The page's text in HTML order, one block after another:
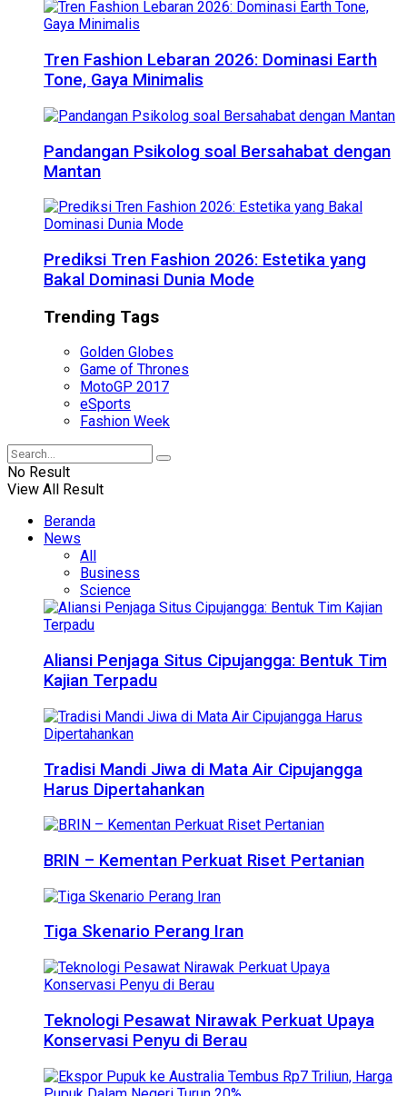
Tren Fashion Lebaran 2026: Dominasi Earth
Tone, Gaya Minimalis
Pandangan Psikolog soal Bersahabat dengan
Mantan
Prediksi Tren Fashion 2026: Estetika yang
Bakal Dominasi Dunia Mode
Trending Tags
Golden Globes
Game of Thrones
MotoGP 2017
eSports
Fashion Week
No Result
View All Result
Beranda
News
All
Business
Science
Aliansi Penjaga Situs Cipujangga: Bentuk Tim
Kajian Terpadu
Tradisi Mandi Jiwa di Mata Air Cipujangga
Harus Dipertahankan
BRIN – Kementan Perkuat Riset Pertanian
Tiga Skenario Perang Iran
Teknologi Pesawat Nirawak Perkuat Upaya
Konservasi Penyu di Berau